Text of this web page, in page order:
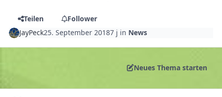
Teilen
Follower
JayPeck25. September 20187 j in News
Neues Thema starten